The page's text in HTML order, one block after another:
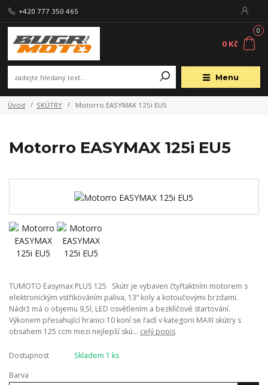
Menu
+420 777 350 465
0
0 Kč
Úvod SKÚTRY Motorro EASYMAX 125i EU5
Motorro EASYMAX 125i EU5
TUMOTO Easymax PLUS 125 Skútr je vybaven čtyřtaktním motorem s
elektronickým vstřikováním paliva, 13“ koly a kotoučovými brzdami.
Nádrž má o objemu 9,5l, LED osvětlením a bezklíčové startování.
Výkonem přesahující hranici 10 koní se řadí v kategorii MAXI skútry s
obsahem 125 ccm mezi nejlepší skú... celý popis
Dostupnost
Skladem 1 ks
Barva